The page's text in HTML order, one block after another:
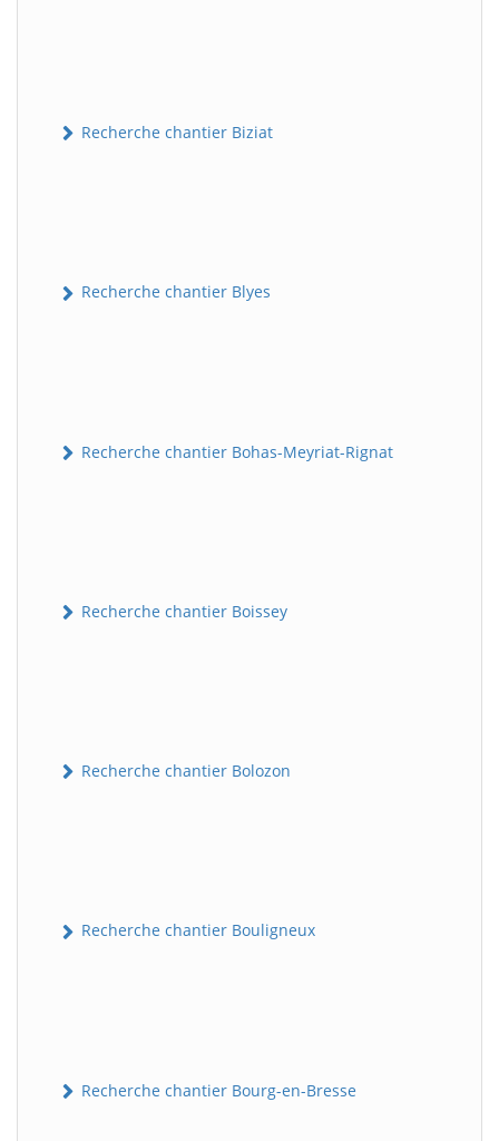
Recherche chantier Biziat
Recherche chantier Blyes
Recherche chantier Bohas-Meyriat-Rignat
Recherche chantier Boissey
Recherche chantier Bolozon
Recherche chantier Bouligneux
Recherche chantier Bourg-en-Bresse